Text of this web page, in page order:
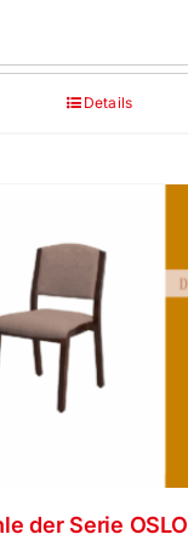
Details
der Serie OSLO